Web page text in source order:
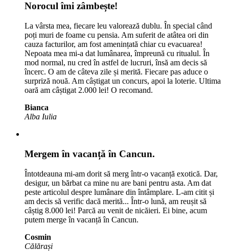
Norocul îmi zâmbește!
La vârsta mea, fiecare leu valorează dublu. În special când
poți muri de foame cu pensia. Am suferit de atâtea ori din
cauza facturilor, am fost amenințată chiar cu evacuarea!
Nepoata mea mi-a dat lumânarea, împreună cu ritualul. În
mod normal, nu cred în astfel de lucruri, însă am decis să
încerc. O am de câteva zile și merită. Fiecare pas aduce o
surpriză nouă. Am câștigat un concurs, apoi la loterie. Ultima
oară am câștigat 2.000 lei! O recomand.
Bianca
Alba Iulia
Mergem în vacanță în Cancun.
Întotdeauna mi-am dorit să merg într-o vacanță exotică. Dar,
desigur, un bărbat ca mine nu are bani pentru asta. Am dat
peste articolul despre lumânare din întâmplare. L-am citit și
am decis să verific dacă merită... Într-o lună, am reușit să
câștig 8.000 lei! Parcă au venit de nicăieri. Ei bine, acum
putem merge în vacanță în Cancun.
Cosmin
Călărași